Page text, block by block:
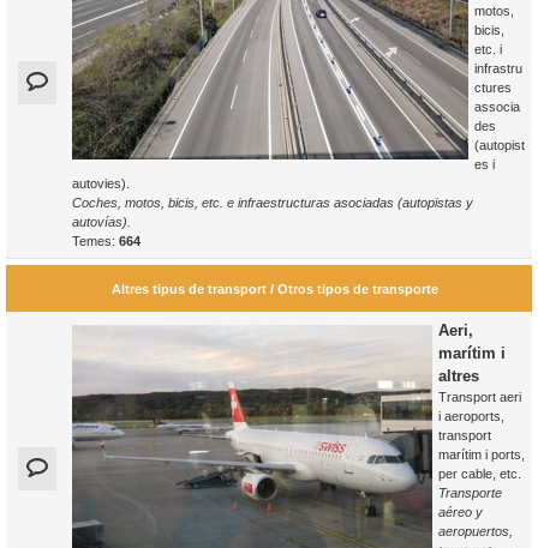
motos,
bicis,
etc. i
infrastru
ctures
associa
des
(autopist
es i
autovies).
Coches, motos, bicis, etc. e infraestructuras asociadas (autopistas y
autovías).
Temes: 664
Altres tipus de transport / Otros tipos de transporte
Aeri,
marítim i
altres
Transport aeri
i aeroports,
transport
marítim i ports,
per cable, etc.
Transporte
aéreo y
aeropuertos,